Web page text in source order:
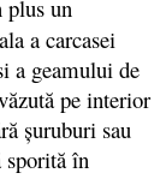
plus un
a carcasei
a geamului de
pe interior
şuruburi sau
sporită în